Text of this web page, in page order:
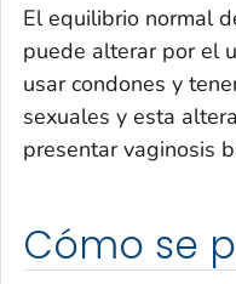
El equilibrio normal
puede alterar por el
usar condones y
sexuales y esta
presentar vaginosis
Cómo se